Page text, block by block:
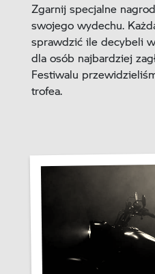
Zgarnij specjalne
swojego wydechu.
sprawdzić ile decybeli
dla osób najbardziej
Festiwalu
trofea.